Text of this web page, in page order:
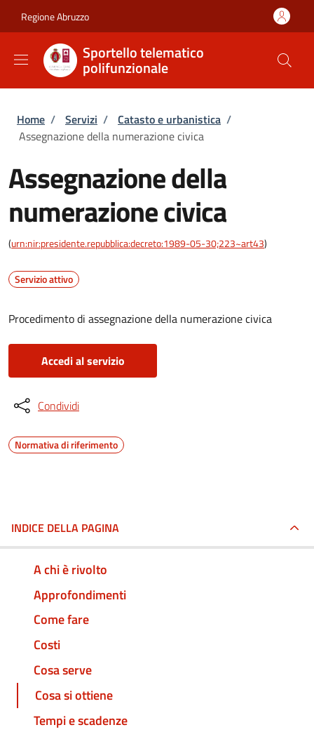
Regione Abruzzo
Sportello telematico
polifunzionale
Briciole di pane
Home / Servizi / Catasto e urbanistica /
Assegnazione della numerazione civica
Assegnazione della
numerazione civica
(urn:nir:presidente.repubblica:decreto:1989-05-30;223~art43)
Servizio attivo
Procedimento di assegnazione della numerazione civica
Accedi al servizio
Condividi
Normativa di riferimento
INDICE DELLA PAGINA
A chi è rivolto
Approfondimenti
Come fare
Costi
Cosa serve
Cosa si ottiene
Tempi e scadenze